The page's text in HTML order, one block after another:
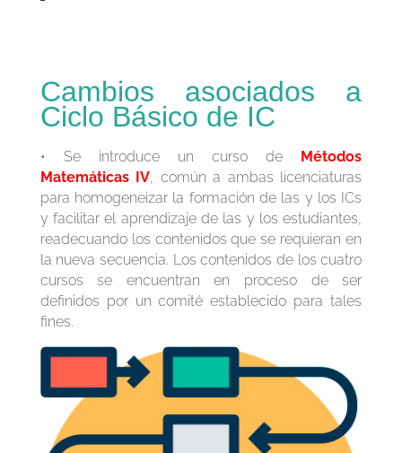
Cambios asociados a
Ciclo Básico de IC
• Se introduce un curso de Métodos
Matemáticas IV , común a ambas licenciaturas
para homogeneizar la formación de las y los ICs
y facilitar el aprendizaje de las y los estudiantes,
readecuando los contenidos que se requieran en
la nueva secuencia. Los contenidos de los cuatro
cursos se encuentran en proceso de ser
definidos por un comité establecido para tales
fines.